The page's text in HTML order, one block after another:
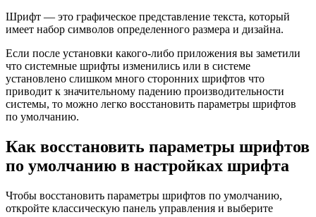
Шрифт — это графическое представление текста, который
имеет набор символов определенного размера и дизайна.
Если после установки какого-либо приложения вы заметили
что системные шрифты изменились или в системе
установлено слишком много сторонних шрифтов что
приводит к значительному падению производительности
системы, то можно легко восстановить параметры шрифтов
по умолчанию.
Как восстановить параметры шрифтов
по умолчанию в настройках шрифта
Чтобы восстановить параметры шрифтов по умолчанию,
откройте классическую панель управления и выберите